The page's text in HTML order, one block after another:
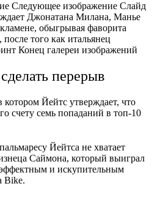
Следующее изображение Слайд
Джонатана Милана, Манье
обыгрывая фаворита
того как итальянец
Конец галереи изображений
перерыв
Йейтс утверждает, что
счету семь попаданий в топ-10
Йейтса не хватает
Саймона, который выиграл
и искупительным
Bike.